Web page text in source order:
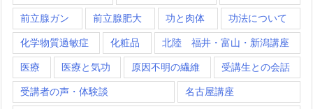
前立腺ガン 前立腺肥大 功と肉体 功法について
化学物質過敏症 化粧品 北陸 福井・富山・新潟講座
医療 医療と気功 原因不明の繊維 受講生との会話
受講者の声・体験談 名古屋講座